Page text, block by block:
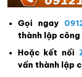
Gọi ngay
thành lập công
Hoặc kết nối
vấn thành lập